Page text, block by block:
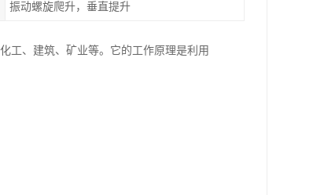
振动螺旋爬升，垂直提升
工、建筑、矿业等。它的工作原理是利用